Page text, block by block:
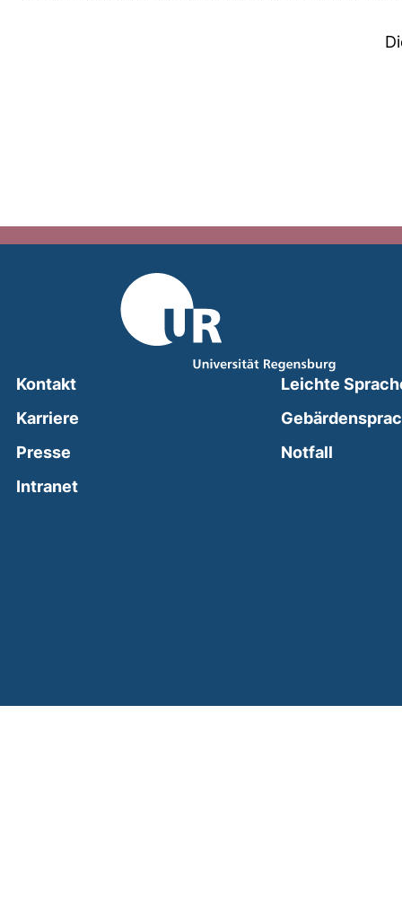
Kontakt
Karriere
Presse
Intranet(external link, opens in a new window)
Leichte
Notfall